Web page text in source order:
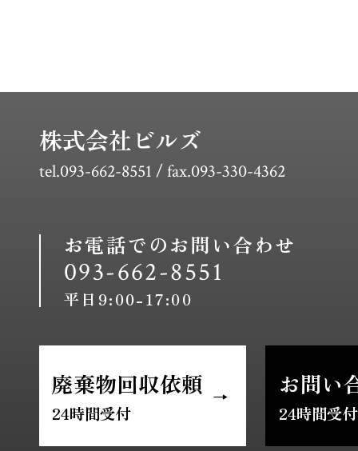
株式会社ビルズ
tel.093-662-8551 / fax.093-330-4362
お電話でのお問い合わせ
093-662-8551
平日9:00-17:00
廃棄物回収依頼
24時間受付
お問い
24時間受付